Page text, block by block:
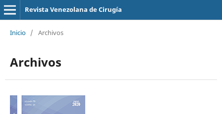
Revista Venezolana de Cirugía
Inicio / Archivos
Archivos